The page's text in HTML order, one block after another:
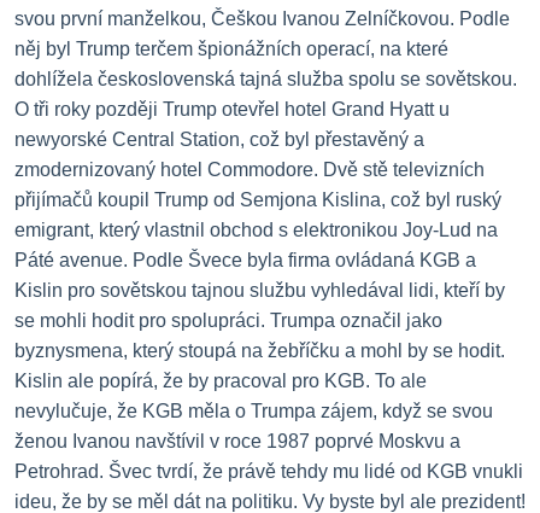
svou první manželkou, Češkou Ivanou Zelníčkovou. Podle
něj byl Trump terčem špionážních operací, na které
dohlížela československá tajná služba spolu se sovětskou.
O tři roky později Trump otevřel hotel Grand Hyatt u
newyorské Central Station, což byl přestavěný a
zmodernizovaný hotel Commodore. Dvě stě televizních
přijímačů koupil Trump od Semjona Kislina, což byl ruský
emigrant, který vlastnil obchod s elektronikou Joy-Lud na
Páté avenue. Podle Švece byla firma ovládaná KGB a
Kislin pro sovětskou tajnou službu vyhledával lidi, kteří by
se mohli hodit pro spolupráci. Trumpa označil jako
byznysmena, který stoupá na žebříčku a mohl by se hodit.
Kislin ale popírá, že by pracoval pro KGB. To ale
nevylučuje, že KGB měla o Trumpa zájem, když se svou
ženou Ivanou navštívil v roce 1987 poprvé Moskvu a
Petrohrad. Švec tvrdí, že právě tehdy mu lidé od KGB vnukli
ideu, že by se měl dát na politiku. Vy byste byl ale prezident!